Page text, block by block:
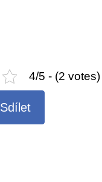
4/5 - (2 votes)
Sdílet